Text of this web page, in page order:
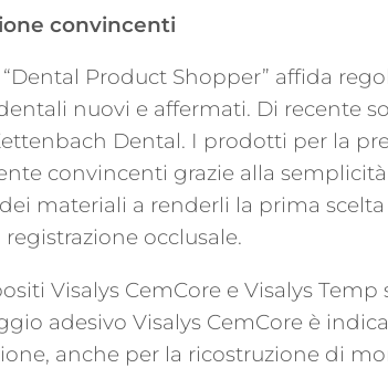
convincenti
Product Shopper” affida
nuovi e affermati. Di recente
Dental. I prodotti per la
convincenti grazie alla
materiali a renderli la prima
occlusale.
Visalys CemCore e Visalys
adesivo Visalys CemCore è
anche per la ricostruzione di